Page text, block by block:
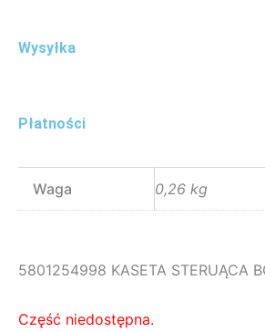
Wysyłka
Płatności
Waga 0,26 kg
5801254998 KASETA STERUĄCA
Część niedostępna.